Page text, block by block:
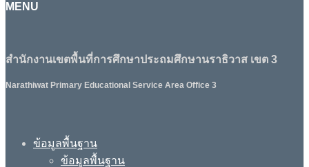
MENU
สำนักงานเขตพื้นที่การศึกษาประถมศึกษานราธิวาส เขต 3
Narathiwat Primary Educational Service Area Office 3
ข้อมูลพื้นฐาน
ข้อมูลพื้นฐาน